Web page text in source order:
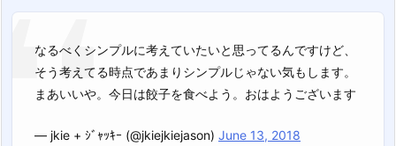
なるべくシンプルに考えていたいと思ってるんですけど、
そう考えてる時点であまりシンプルじゃない気もします。
まあいいや。今日は餃子を食べよう。おはようございます
— jkie + ｼﾞｬｯｷｰ (@jkiejkiejason) June 13, 2018